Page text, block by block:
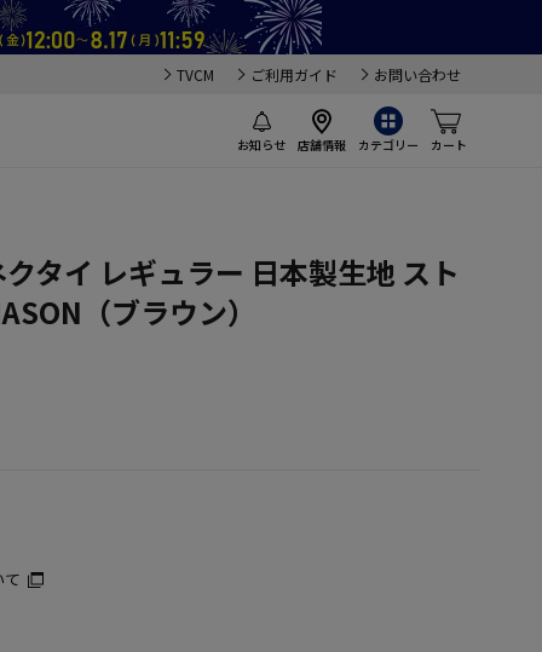
TVCM ご利用ガイド お問い合わせ
お知らせ 店舗情報 カテゴリー カート
クタイ レギュラー 日本製生地 スト
（ブラウン）
て